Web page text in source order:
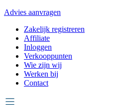
Advies aanvragen
Zakelijk registreren
Affiliate
Inloggen
Verkooppunten
Wie zijn wij
Werken bij
Contact